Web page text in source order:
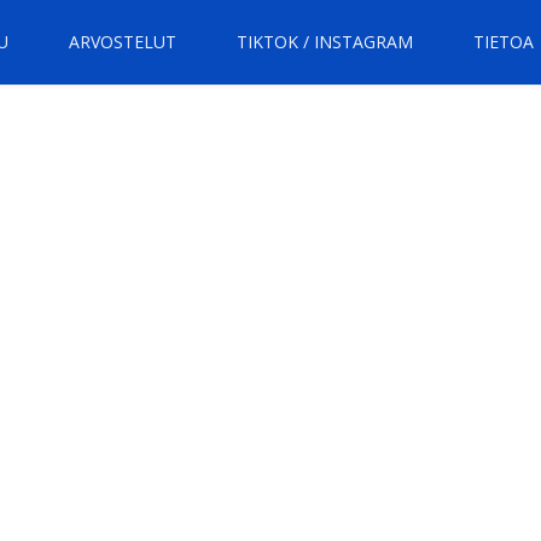
ARVOSTELUT TIKTOK / INSTAGRAM TIETOA